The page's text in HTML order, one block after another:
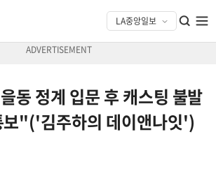
동 정계 입문 후 캐스팅 불발
"('김주하의 데이앤나잇')